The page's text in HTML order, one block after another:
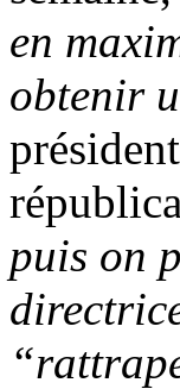
en
obtenir
puis on